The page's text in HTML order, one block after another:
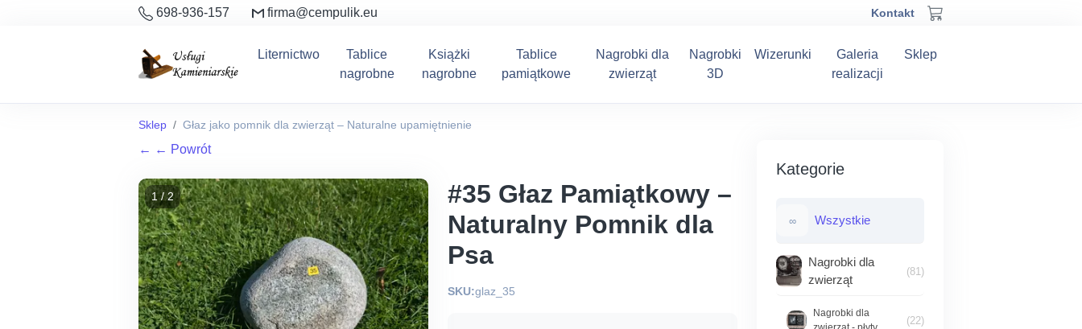
698-936-157 firma@cempulik.eu Kontakt
Liternictwo
Tablice
nagrobne
Książki
nagrobne
Tablice
pamiątkowe
Nagrobki dla
zwierząt
Nagrobki
3D
Wizerunki
Galeria
realizacji
Sklep
Sklep Głaz jako pomnik dla zwierząt – Naturalne upamiętnienie
← ← Powrót
1 / 2
#35 Głaz Pamiątkowy –
Naturalny Pomnik dla
Psa
SKU:glaz_35
Kategorie
∞ Wszystkie
Nagrobki dla
zwierząt
(81)
Nagrobki dla
(22)